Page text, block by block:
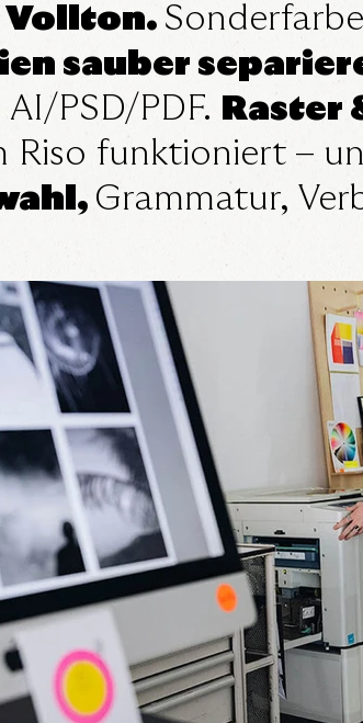
Vollton.
sauber
PSD/PDF.
Raster
Riso funktioniert –
Grammatur,